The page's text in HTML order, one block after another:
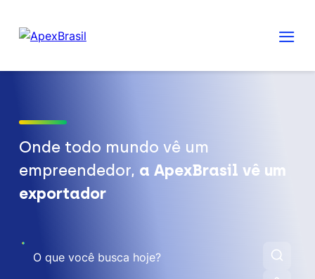
Onde todo mundo vê um
empreendedor, a ApexBrasil vê um
exportador